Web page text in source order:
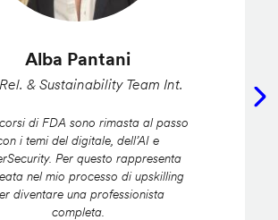
Alba Pantani
& Sustainability Team Int.
di FDA sono rimasta al passo
i temi del digitale, dell’AI e
Per questo rappresenta
nel mio processo di upskilling
diventare una professionista
completa.